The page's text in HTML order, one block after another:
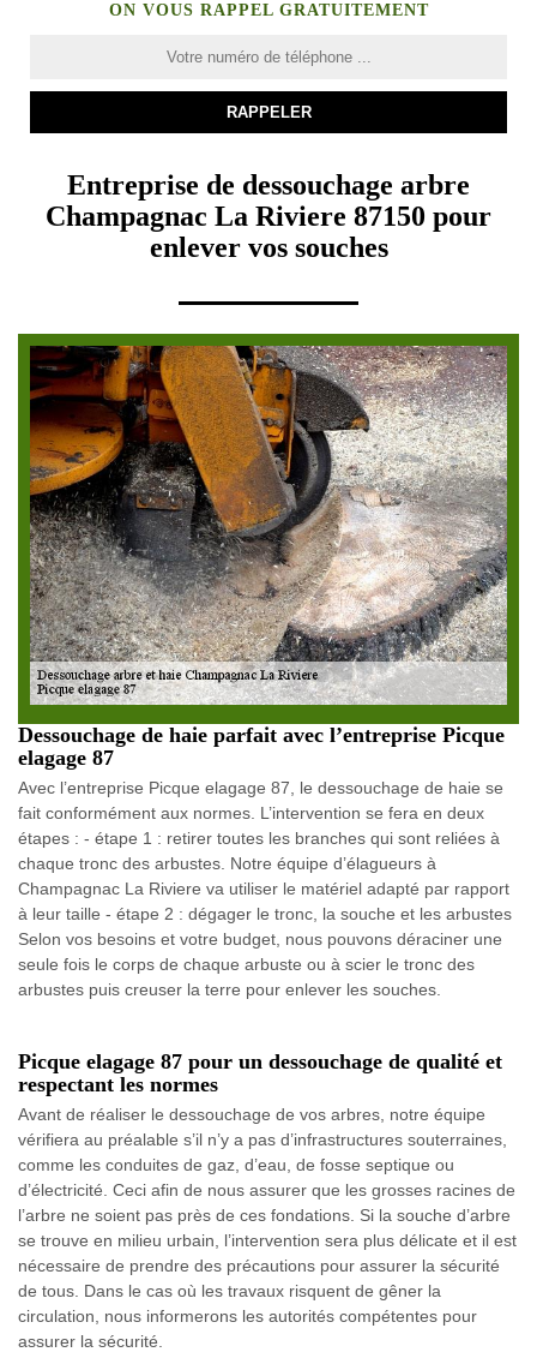
ON VOUS RAPPEL GRATUITEMENT
Entreprise de dessouchage arbre
Champagnac La Riviere 87150 pour
enlever vos souches
Dessouchage de haie parfait avec l’entreprise Picque
elagage 87
Avec l’entreprise Picque elagage 87, le dessouchage de haie se
fait conformément aux normes. L’intervention se fera en deux
étapes : - étape 1 : retirer toutes les branches qui sont reliées à
chaque tronc des arbustes. Notre équipe d’élagueurs à
Champagnac La Riviere va utiliser le matériel adapté par rapport
à leur taille - étape 2 : dégager le tronc, la souche et les arbustes
Selon vos besoins et votre budget, nous pouvons déraciner une
seule fois le corps de chaque arbuste ou à scier le tronc des
arbustes puis creuser la terre pour enlever les souches.
Picque elagage 87 pour un dessouchage de qualité et
respectant les normes
Avant de réaliser le dessouchage de vos arbres, notre équipe
vérifiera au préalable s’il n’y a pas d’infrastructures souterraines,
comme les conduites de gaz, d’eau, de fosse septique ou
d’électricité. Ceci afin de nous assurer que les grosses racines de
l’arbre ne soient pas près de ces fondations. Si la souche d’arbre
se trouve en milieu urbain, l’intervention sera plus délicate et il est
nécessaire de prendre des précautions pour assurer la sécurité
de tous. Dans le cas où les travaux risquent de gêner la
circulation, nous informerons les autorités compétentes pour
assurer la sécurité.